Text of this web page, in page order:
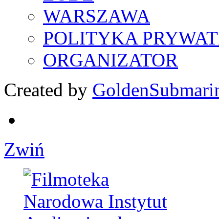
WARSZAWA
POLITYKA
ORGANIZATOR
Created by
Zwiń